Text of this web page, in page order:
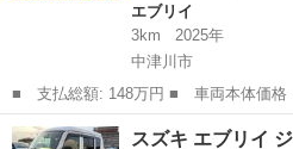
エブリイ
3km
2025年
中津川市
■ 支払総額: 148万円 ■ 車両本体価格： 1,369,000 円 ■ メーカー
名： スズキ ■ 車種名： エブリイ ■
ッド ハイルーフ・４ＷＤ・５ＭＴ・Ｌ
岐阜 中津川市 エブリイ
スズキ エブリイ